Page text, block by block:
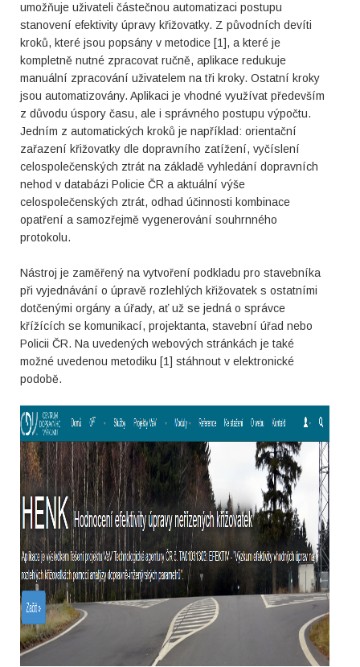
umožňuje uživateli částečnou automatizaci postupu
stanovení efektivity úpravy křižovatky. Z původních devíti
kroků, které jsou popsány v metodice [1], a které je
kompletně nutné zpracovat ručně, aplikace redukuje
manuální zpracování uživatelem na tři kroky. Ostatní kroky
jsou automatizovány. Aplikaci je vhodné využívat především
z důvodu úspory času, ale i správného postupu výpočtu.
Jedním z automatických kroků je například: orientační
zařazení křižovatky dle dopravního zatížení, vyčíslení
celospolečenských ztrát na základě vyhledání dopravních
nehod v databázi Policie ČR a aktuální výše
celospolečenských ztrát, odhad účinnosti kombinace
opatření a samozřejmě vygenerování souhrnného
protokolu.
Nástroj je zaměřený na vytvoření podkladu pro stavebníka
při vyjednávání o úpravě rozlehlých křižovatek s ostatními
dotčenými orgány a úřady, ať už se jedná o správce
křížících se komunikací, projektanta, stavební úřad nebo
Policii ČR. Na uvedených webových stránkách je také
možné uvedenou metodiku [1] stáhnout v elektronické
podobě.